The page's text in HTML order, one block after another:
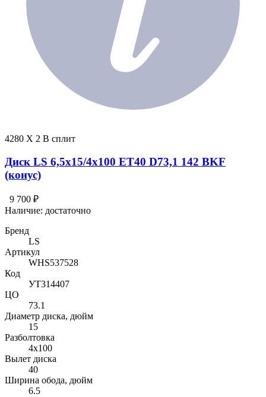
4280 X 2 В сплит
Диск LS 6,5x15/4x100 ET40 D73,1 142 BKF
(конус)
9 700 ₽
Наличие: достаточно
Бренд
LS
Артикул
WHS537528
Код
УТ314407
ЦО
73.1
Диаметр диска, дюйм
15
Разболтовка
4x100
Вылет диска
40
Ширина обода, дюйм
6.5